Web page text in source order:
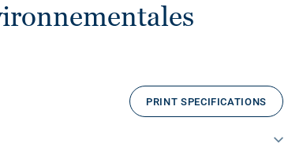
PRINT SPECIFICATIONS